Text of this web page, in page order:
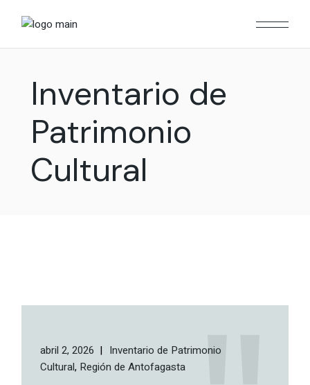
Inventario de
Patrimonio
Cultural
abril 2, 2026
Inventario de Patrimonio
Cultural Región de Antofagasta